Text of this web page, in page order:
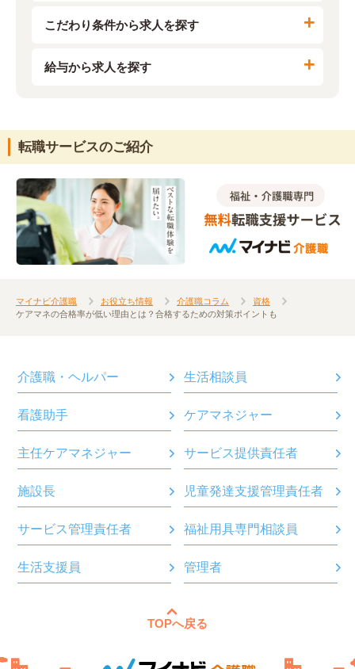
転職サービスのご紹介
マイナビ介護職 お役立ち情報 介護職コラム
資格
ケアマネの合格率が低い理由とは？合格するための対策ポイントも
こだわり条件から求人を探す
給与から求人を探す
介護職・ヘルパー 生活相談員
看護助手 ケアマネジャー
主任ケアマネジャー サービス提供責任者
施設長 児童発達支援管理責任者
サービス管理責任者 福祉用具専門相談員
生活支援員 管理者
TOPへ戻る